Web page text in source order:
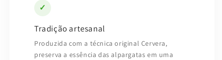
✓
Tradição artesanal
Produzida com a técnica original Cervera,
preserva a essência das alpargatas em uma